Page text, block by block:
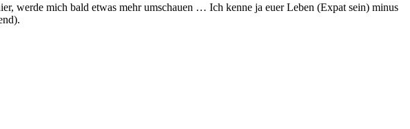
werde mich bald etwas mehr umschauen … Ich kenne ja euer Leben (Expat sein) minus